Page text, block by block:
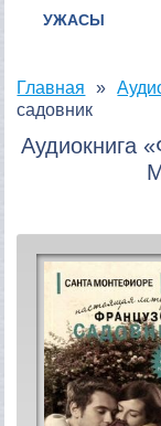
УЖАСЫ
Главная
садовник
Аудиокнига